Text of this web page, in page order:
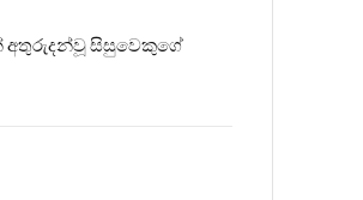
අතුරුදන්වූ සිසුවෙකුගේ